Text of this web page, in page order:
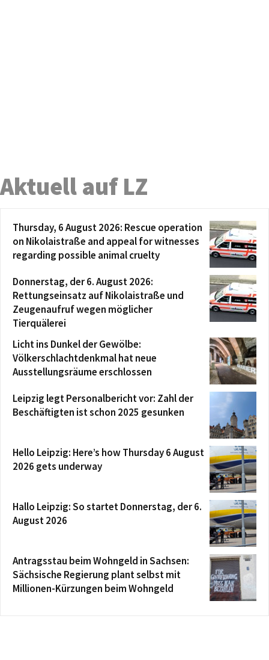
Aktuell auf LZ
Thursday, 6 August 2026: Rescue operation
on Nikolaistraße and appeal for witnesses
regarding possible animal cruelty
Donnerstag, der 6. August 2026:
Rettungseinsatz auf Nikolaistraße und
Zeugenaufruf wegen möglicher
Tierquälerei
Licht ins Dunkel der Gewölbe:
Völkerschlachtdenkmal hat neue
Ausstellungsräume erschlossen
Leipzig legt Personalbericht vor: Zahl der
Beschäftigten ist schon 2025 gesunken
Hello Leipzig: Here’s how Thursday 6 August
2026 gets underway
Hallo Leipzig: So startet Donnerstag, der 6.
August 2026
Antragsstau beim Wohngeld in Sachsen:
Sächsische Regierung plant selbst mit
Millionen-Kürzungen beim Wohngeld